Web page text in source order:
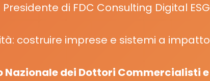
di FDC Consulting Digital ESG
costruire imprese e sistemi a impatto
Nazionale dei Dottori Commercialisti e